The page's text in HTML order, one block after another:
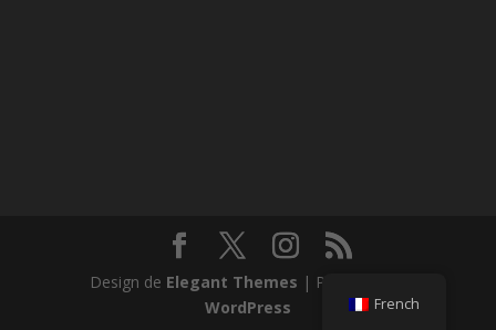
Design de Elegant Themes | Propulsé par
WordPress
French